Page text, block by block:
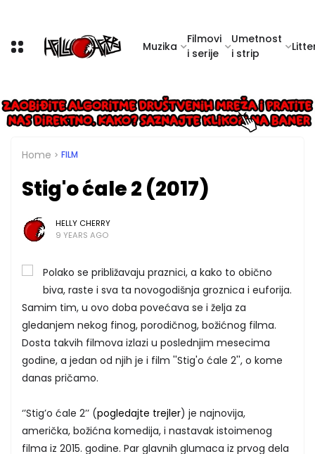
Muzika
Filmovi
i serije
Umetnost
i strip
Home FILM
Stig'o ćale 2 (2017)
HELLY CHERRY
9 YEARS AGO
Polako se približavaju praznici, a kako to obično
biva, raste i sva ta novogodišnja groznica i euforija.
Samim tim, u ovo doba povećava se i želja za
gledanjem nekog finog, porodičnog, božićnog filma.
Dosta takvih filmova izlazi u poslednjim mesecima
godine, a jedan od njih je i film ''Stig'o ćale 2'', o kome
danas pričamo.
‘’Stig’o ćale 2’’ (pogledajte trejler) je najnovija,
američka, božićna komedija, i nastavak istoimenog
filma iz 2015. godine. Par glavnih glumaca iz prvog dela